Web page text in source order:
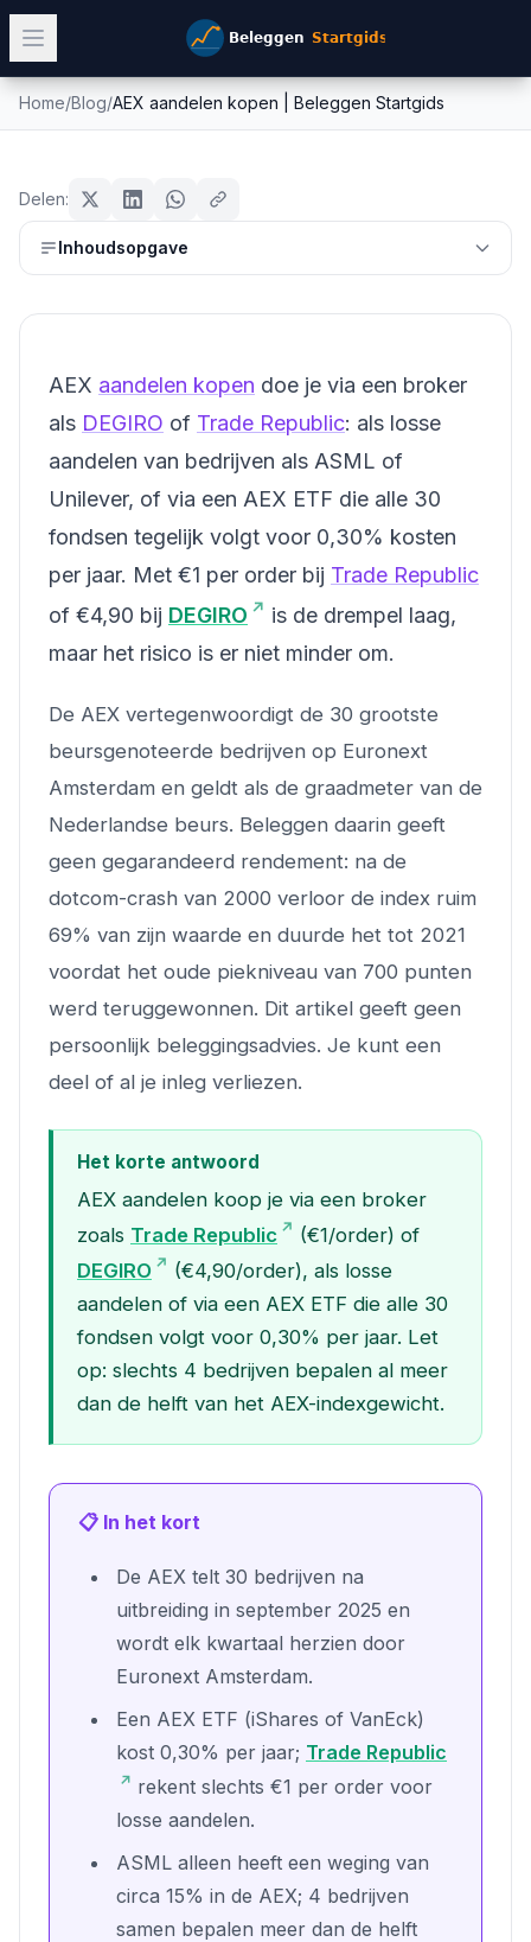
Home/Blog/AEX aandelen kopen | Beleggen Startgids
Startgids
26 februari 202613
Delen:
Inhoudsopgave
AEX aandelen kopen doe je via een broker
als DEGIRO of Trade Republic: als losse
aandelen van bedrijven als ASML of
Unilever, of via een AEX ETF die alle 30
fondsen tegelijk volgt voor 0,30% kosten
per jaar. Met €1 per order bij Trade Republic
of €4,90 bij DEGIRO
is de drempel laag,
maar het risico is er niet minder om.
De AEX vertegenwoordigt de 30 grootste
beursgenoteerde bedrijven op Euronext
Amsterdam en geldt als de graadmeter van de
Nederlandse beurs. Beleggen daarin geeft
geen gegarandeerd rendement: na de
dotcom-crash van 2000 verloor de index ruim
69% van zijn waarde en duurde het tot 2021
voordat het oude piekniveau van 700 punten
werd teruggewonnen. Dit artikel geeft geen
persoonlijk beleggingsadvies. Je kunt een
deel of al je inleg verliezen.
Het korte antwoord
AEX aandelen koop je via een broker
zoals Trade Republic
(€1/order) of
DEGIRO
(€4,90/order), als losse
aandelen of via een AEX ETF die alle 30
fondsen volgt voor 0,30% per jaar. Let
op: slechts 4 bedrijven bepalen al meer
dan de helft van het AEX-indexgewicht.
📋 In het kort
De AEX telt 30 bedrijven na
uitbreiding in september 2025 en
wordt elk kwartaal herzien door
Euronext Amsterdam.
Een AEX ETF (iShares of VanEck)
kost 0,30% per jaar; Trade Republic
rekent slechts €1 per order voor
losse aandelen.
ASML alleen heeft een weging van
circa 15% in de AEX; 4 bedrijven
samen bepalen meer dan de helft